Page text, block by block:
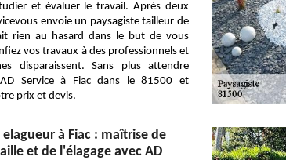
et évaluer le travail. Après deux
envoie un paysagiste tailleur de
rien au hasard dans le but de vous
vos travaux à des professionnels et
disparaissent. Sans plus attendre
Service à Fiac dans le 81500 et
prix et devis.
elagueur à Fiac : maîtrise de
et de l'élagage avec AD